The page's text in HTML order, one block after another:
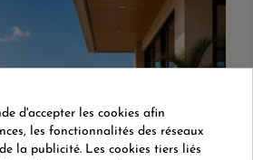
d'accepter les cookies afin
les fonctionnalités des réseaux
la publicité. Les cookies tiers liés